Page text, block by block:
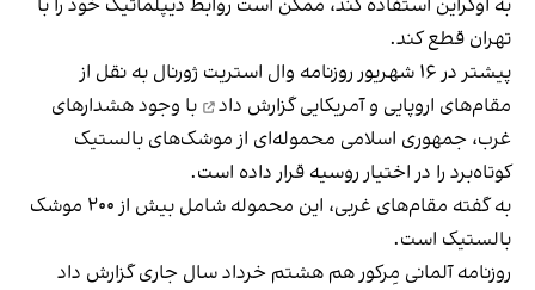
تهران قطع کند.
پیشتر در ۱۶ شهریور روزنامه وال استریت ژورنال به نقل از
مقام‌های اروپایی و آمریکاییگزارش داد
با وجود هشدارهای
غرب، جمهوری اسلامی محموله‌ای از موشک‌های بالستیک
کوتاه‌برد را در اختیار روسیه قرار داده است.
به گفته مقام‌های غربی، این محموله شامل بیش از ۲۰۰ موشک
بالستیک است.
روزنامه آلمانی مِرکور هم هشتم خرداد سال جاری گزارش داد